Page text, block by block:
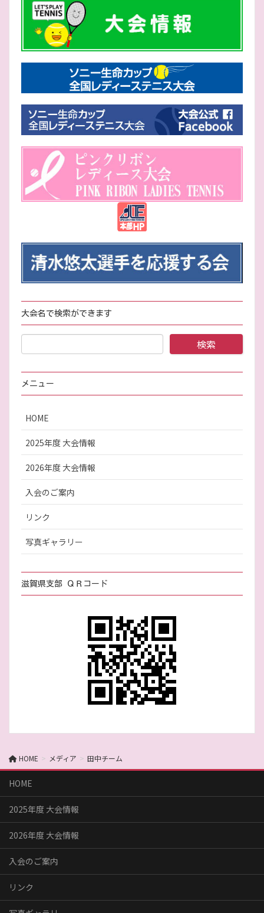
大会名で検索ができます
メニュー
HOME
2025年度 大会情報
2026年度 大会情報
入会のご案内
リンク
写真ギャラリー
滋賀県支部 ＱＲコード
HOME メディア 田中チーム
HOME
2025年度 大会情報
2026年度 大会情報
入会のご案内
リンク